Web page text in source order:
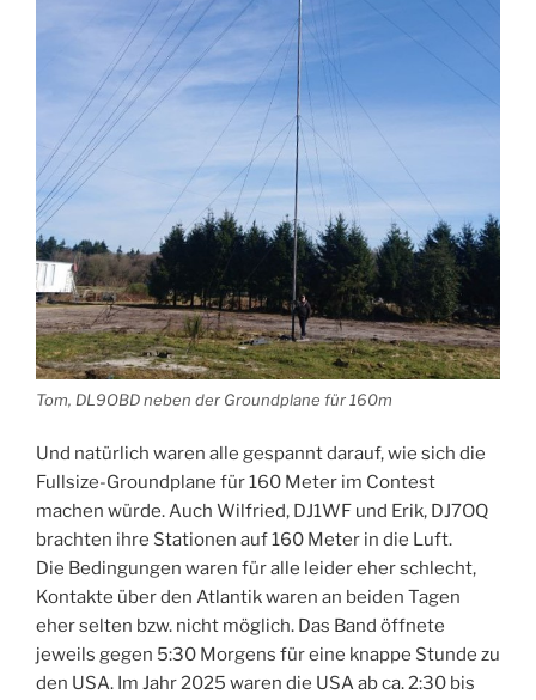
Tom, DL9OBD neben der Groundplane für 160m
Und natürlich waren alle gespannt darauf, wie sich die
Fullsize-Groundplane für 160 Meter im Contest
machen würde. Auch Wilfried, DJ1WF und Erik, DJ7OQ
brachten ihre Stationen auf 160 Meter in die Luft.
Die Bedingungen waren für alle leider eher schlecht,
Kontakte über den Atlantik waren an beiden Tagen
eher selten bzw. nicht möglich. Das Band öffnete
jeweils gegen 5:30 Morgens für eine knappe Stunde zu
den USA. Im Jahr 2025 waren die USA ab ca. 2:30 bis